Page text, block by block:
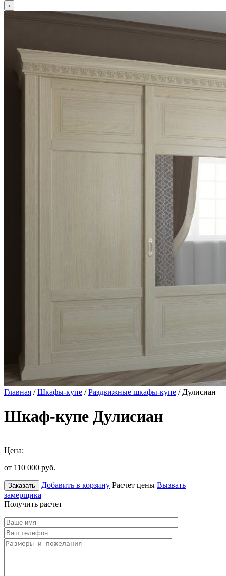
Главная /Шкафы-купе /Раздвижные шкафы-купе / Дулисиан
Шкаф-купе Дулисиан
Цена:
от 110 000 руб.
Заказать Добавить в корзину Расчет цены Вызвать
замерщика
Получить расчет